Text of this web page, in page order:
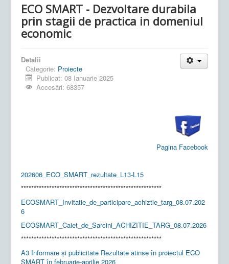
ECO SMART - Dezvoltare durabila
prin stagii de practica in domeniul
economic
Detalii
Categorie: Proiecte
Publicat: 08 Ianuarie 2025
Accesări: 68357
Pagina Facebook
202606_ECO_SMART_rezultate_L13-L15
*******************************************************
ECOSMART_Invitatie_de_participare_achiztie_targ_08.07.202
6
ECOSMART_Caiet_de_Sarcini_ACHIZITIE_TARG_08.07.2026
*******************************************************
A3 Informare și publicitate Rezultate atinse în proiectul ECO
SMART în februarie-aprilie 2026